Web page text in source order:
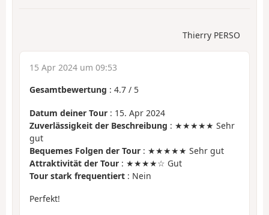
Thierry PERSO
15 Apr 2024 um 09:53
Gesamtbewertung : 4.7 / 5
Datum deiner Tour : 15. Apr 2024
Zuverlässigkeit der Beschreibung : ★★★★★ Sehr
gut
Bequemes Folgen der Tour : ★★★★★ Sehr gut
Attraktivität der Tour : ★★★★☆ Gut
Tour stark frequentiert : Nein
Perfekt!